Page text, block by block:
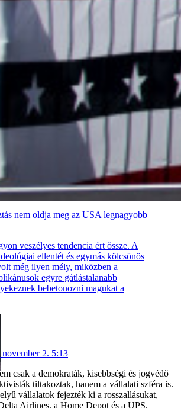
nem oldja meg az USA legnagyobb
veszélyes tendencia ért össze. A
ellentét és egymás kölcsönös
még ilyen mély, miközben a
egyre gátlástalanabb
bebetonozni magukat a
november 2. 5:13
csak a demokraták, kisebbségi és jogvédő
tiltakoztak, hanem a vállalati szféra is.
vállalatok fejezték ki a rosszallásukat,
Airlines, a Home Depot és a UPS.